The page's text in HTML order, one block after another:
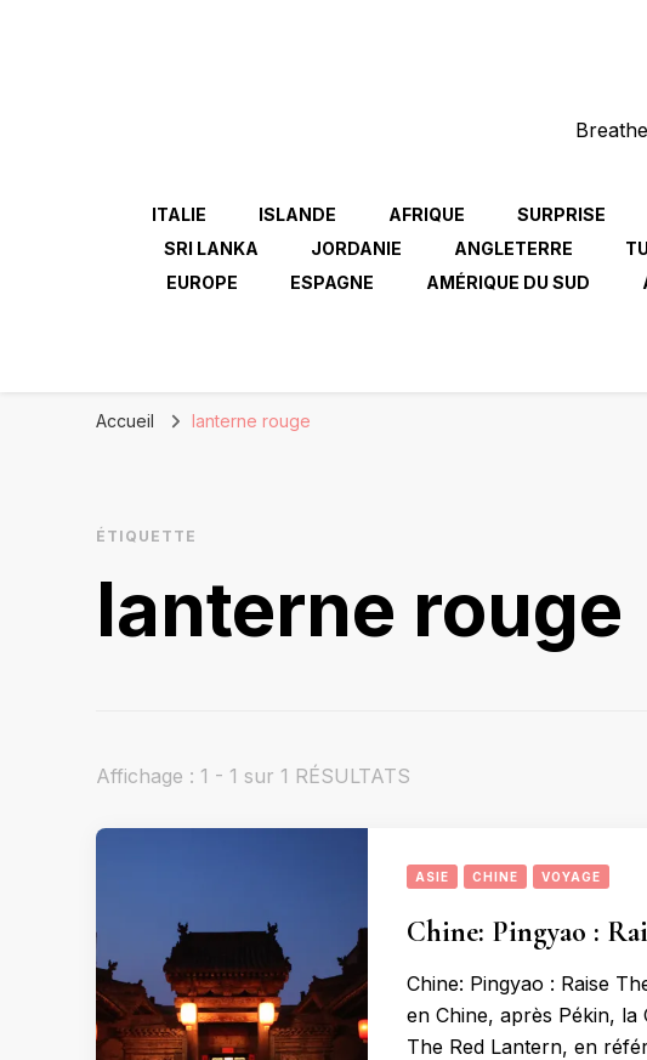
ITALIE ISLANDE AFRIQUE SURPRISE
SRI LANKA
JORDANIE ANGLETERRE
EUROPE
ESPAGNE AMÉRIQUE DU SUD
Accueil lanterne rouge
ÉTIQUETTE
lanterne rouge
Affichage : 1 - 1 sur 1 RÉSULTATS
ASIE CHINE VOYAGE
Chine: Pingyao :
Chine: Pingyao : Raise
en Chine, après Pékin, la
The Red Lantern, en